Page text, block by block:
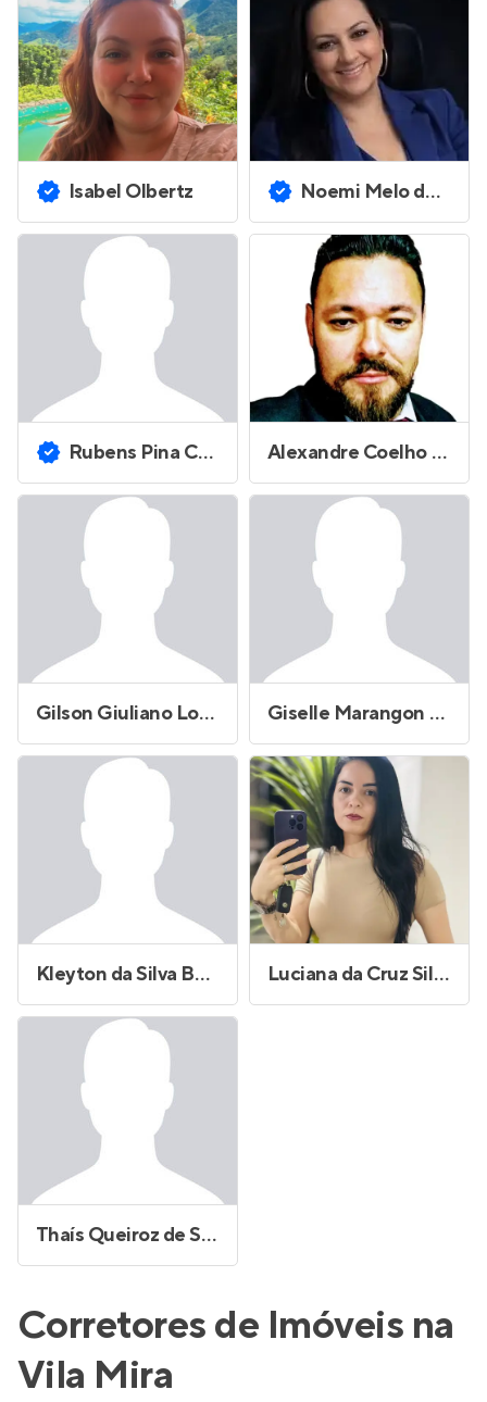
Isabel Olbertz Noemi Melo de Lima
Rubens Pina Costa Alexandre Coelho da Silva
Gilson Giuliano Lopes Giselle Marangon de Moraes
Kleyton da Silva Bonfim Luciana da Cruz Silva
Thaís Queiroz de Sene Faitarone
Corretores de Imóveis na
Vila Mira